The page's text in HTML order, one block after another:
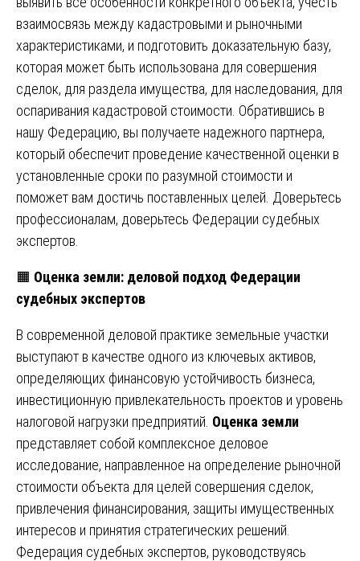
взаимосвязь между кадастровыми и рыночными
характеристиками, и подготовить доказательную базу,
которая может быть использована для совершения
сделок, для раздела имущества, для наследования, для
оспаривания кадастровой стоимости. Обратившись в
нашу Федерацию, вы получаете надежного партнера,
который обеспечит проведение качественной оценки в
установленные сроки по разумной стоимости и
поможет вам достичь поставленных целей. Доверьтесь
профессионалам, доверьтесь Федерации судебных
экспертов.
🟧 Оценка земли: деловой подход Федерации
судебных экспертов
В современной деловой практике земельные участки
выступают в качестве одного из ключевых активов,
определяющих финансовую устойчивость бизнеса,
инвестиционную привлекательность проектов и уровень
налоговой нагрузки предприятий. Оценка земли
представляет собой комплексное деловое
исследование, направленное на определение рыночной
стоимости объекта для целей совершения сделок,
привлечения финансирования, защиты имущественных
интересов и принятия стратегических решений.
Федерация судебных экспертов, руководствуясь